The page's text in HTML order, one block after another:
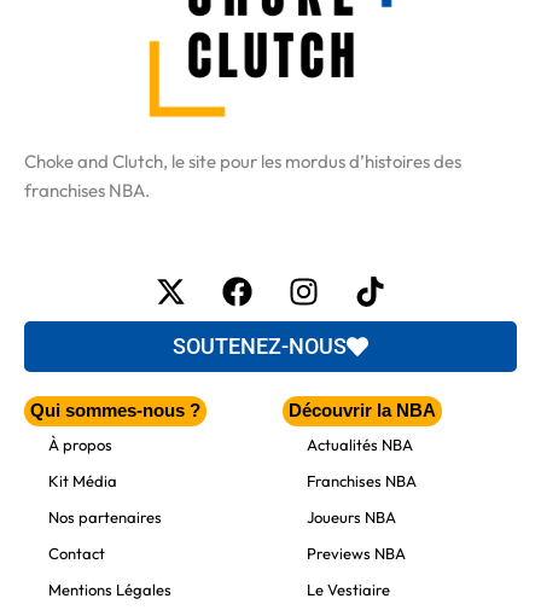
Choke and Clutch, le site pour les mordus d’histoires des
franchises NBA.
X-
twitter
FacebookInstagram
Tiktok
SOUTENEZ-NOUS
Qui sommes-nous ?
À propos
Kit Média
Nos partenaires
Contact
Mentions Légales
Découvrir la NBA
Actualités NBA
Franchises NBA
Joueurs NBA
Previews NBA
Le Vestiaire